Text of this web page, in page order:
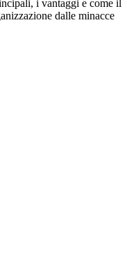
i vantaggi e come il
dalle minacce